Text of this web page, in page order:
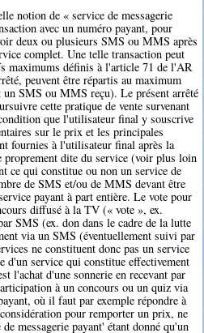
notion de « service de messagerie
avec un numéro payant, pour
deux ou plusieurs SMS ou MMS après
complet. Une telle transaction peut
maximums définis à l'article 71 de l'AR
peuvent être répartis au maximum
SMS ou MMS reçu). Le présent arrêté
cette pratique de vente survenant
que l'utilisateur final y souscrive
sur le prix et les principales
fournies à l'utilisateur final après la
dite du service (voir plus loin
ce qui constitue ou non un service de
de SMS et/ou de MMS devant être
payant à part entière. Le vote pour
diffusé à la TV (« vote », ex.
SMS (ex. don dans le cadre de la lutte
via un SMS (éventuellement suivi par
ne constituent donc pas un service
d'un service qui constitue effectivement
l'achat d'une sonnerie en recevant par
à un concours ou un quiz via
où il faut par exemple répondre à
pour remporter un prix, ne
messagerie payant' étant donné qu'un